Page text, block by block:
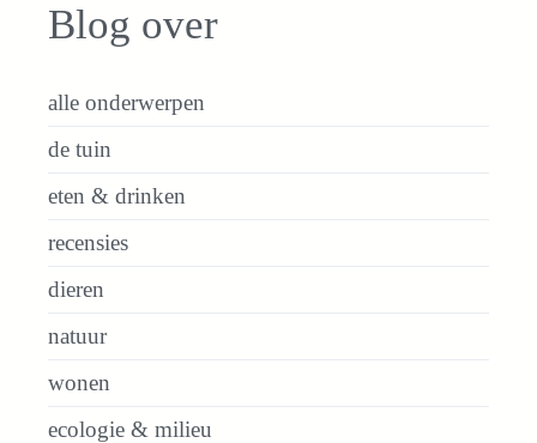
Blog over
alle onderwerpen
de tuin
eten & drinken
recensies
dieren
natuur
wonen
ecologie & milieu